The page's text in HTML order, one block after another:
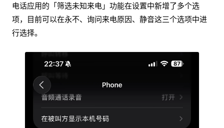
电话应用的「筛选未知来电」功能在设置中新增了多个选
项，目前可以在永不、询问来电原因、静音这三个选项中进
行选择。